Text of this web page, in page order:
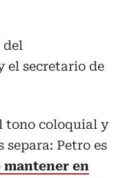
el secretario de
tono coloquial y
Petro es
mantener en